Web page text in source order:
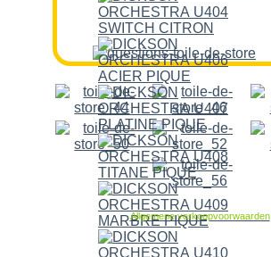
Allgemene verkoopvoorwaarden